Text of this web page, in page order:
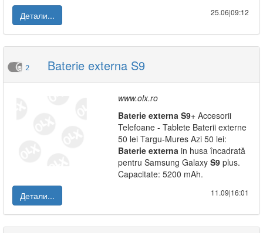
Детали...
25.06|09:12
2 Baterie externa S9
www.olx.ro
Baterie externa S9+ Accesorii
Telefoane - Tablete Baterii externe
50 lei Targu-Mures Azi 50 lei:
Baterie externa in husa încadrată
pentru Samsung Galaxy S9 plus.
Capacitate: 5200 mAh.
Детали...
11.09|16:01